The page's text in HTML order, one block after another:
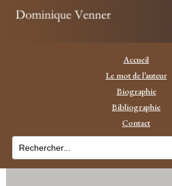
Accueil
Le mot de l’auteur
Biographie
Bibliographie
Contact